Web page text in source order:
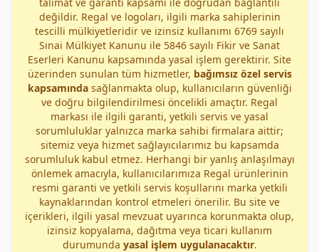
değildir. Regal ve logoları, ilgili marka sahiplerinin
tescilli mülkiyetleridir ve izinsiz kullanımı 6769 sayılı
Sınai Mülkiyet Kanunu ile 5846 sayılı Fikir ve Sanat
Eserleri Kanunu kapsamında yasal işlem gerektirir. Site
üzerinden sunulan tüm hizmetler, bağımsız özel servis
kapsamındasağlanmakta olup, kullanıcıların güvenliği
ve doğru bilgilendirilmesi öncelikli amaçtır. Regal
markası ile ilgili garanti, yetkili servis ve yasal
sorumluluklar yalnızca marka sahibi firmalara aittir;
sitemiz veya hizmet sağlayıcılarımız bu kapsamda
sorumluluk kabul etmez. Herhangi bir yanlış anlaşılmayı
önlemek amacıyla, kullanıcılarımıza Regal ürünlerinin
resmi garanti ve yetkili servis koşullarını marka yetkili
kaynaklarından kontrol etmeleri önerilir. Bu site ve
içerikleri, ilgili yasal mevzuat uyarınca korunmakta olup,
izinsiz kopyalama, dağıtma veya ticari kullanım
durumunda yasal işlem uygulanacaktır.